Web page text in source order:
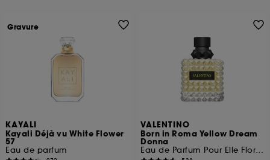
KAYALI
Kayali Déjà vu White Flower
57
Eau de parfum
Gravure
VALENTINO
Born in Roma Yellow Dream
Donna
Eau de Parfum Pour Elle Florale Musquée